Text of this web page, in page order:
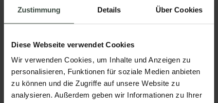
Zustimmung Details Über Cookies
Diese Webseite verwendet Cookies
Wir verwenden Cookies, um Inhalte und Anzeigen zu
personalisieren, Funktionen für soziale Medien anbieten
zu können und die Zugriffe auf unsere Website zu
analysieren. Außerdem geben wir Informationen zu Ihrer